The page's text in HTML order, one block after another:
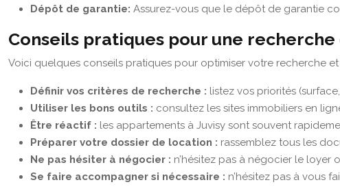
Dépôt de garantie: Assurez-vous que le dépôt de garantie
Conseils pratiques pour une
Voici quelques conseils pratiques pour optimiser votre recherche
Définir vos critères de recherche : listez vos priorités
Utiliser les bons outils : consultez les sites immobiliers en
Être réactif : les appartements à Juvisy sont souvent
Préparer votre dossier de location : rassemblez tous les
Ne pas hésiter à négocier : n’hésitez pas à négocier le loyer
Se faire accompagner si nécessaire : n’hésitez pas à vous